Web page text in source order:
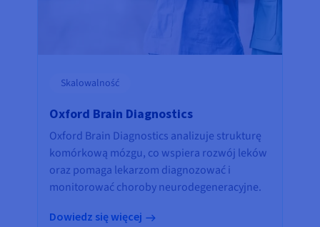
Skalowalność
Oxford Brain Diagnostics
Oxford Brain Diagnostics analizuje strukturę
komórkową mózgu, co wspiera rozwój leków
oraz pomaga lekarzom diagnozować i
monitorować choroby neurodegeneracyjne.
Dowiedz się więcej